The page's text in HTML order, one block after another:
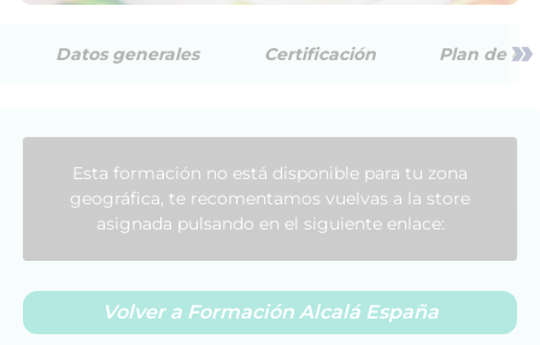
Datos generales Certificación Plan de »
Esta formación no está disponible para tu zona
geográfica, te recomentamos vuelvas a la store
asignada pulsando en el siguiente enlace:
Volver a Formación Alcalá España